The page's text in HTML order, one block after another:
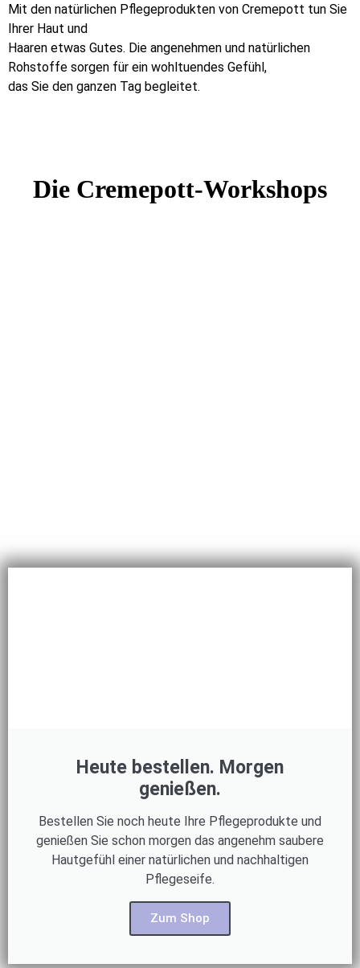
Mit den natürlichen Pflegeprodukten von Cremepott tun Sie
Ihrer Haut und
Haaren etwas Gutes. Die angenehmen und natürlichen
Rohstoffe sorgen für ein wohltuendes Gefühl,
das Sie den ganzen Tag begleitet.
Die Cremepott-Workshops
Heute bestellen. Morgen
genießen.
Bestellen Sie noch heute Ihre Pflegeprodukte und
genießen Sie schon morgen das angenehm saubere
Hautgefühl einer natürlichen und nachhaltigen
Pflegeseife.
Zum Shop